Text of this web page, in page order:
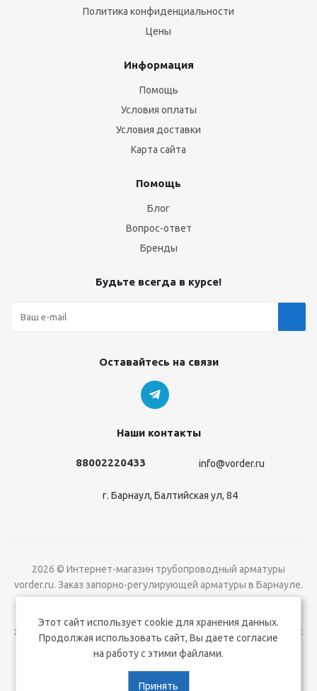
Политика конфиденциальности
Цены
Информация
Помощь
Условия оплаты
Условия доставки
Карта сайта
Помощь
Блог
Вопрос-ответ
Бренды
Будьте всегда в курсе!
Оставайтесь на связи
Наши контакты
88002220433 info@vorder.ru
г. Барнаул, Балтийская ул, 84
2026 © Интернет-магазин трубопроводный арматуры
vorder.ru. Заказ запорно-регулирующей арматуры в Барнауле.
Все права защищены ООО Вордер
Вся информация на сайте о товарах носит справочный
характер и не является публичной офертой в соответствии с
пунктом 2 статьи 437 ГК РФ.
Этот сайт использует cookie для хранения данных.
Продолжая использовать сайт, Вы даете согласие
на работу с этими файлами.
Принять